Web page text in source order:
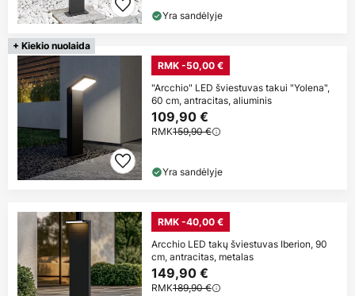
Yra sandėlyje
+ Kiekio nuolaida
RMK -50,00 €
"Arcchio" LED šviestuvas takui "Yolena",
60 cm, antracitas, aliuminis
109,90 €
RMK159,90 €
Yra sandėlyje
RMK -40,00 €
Arcchio LED takų šviestuvas Iberion, 90
cm, antracitas, metalas
149,90 €
RMK189,90 €